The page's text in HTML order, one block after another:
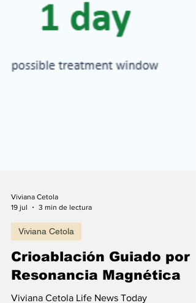
19 jul
3 min de lectura
Viviana Cetola
Crioablación Guiado por
Resonancia Magnética